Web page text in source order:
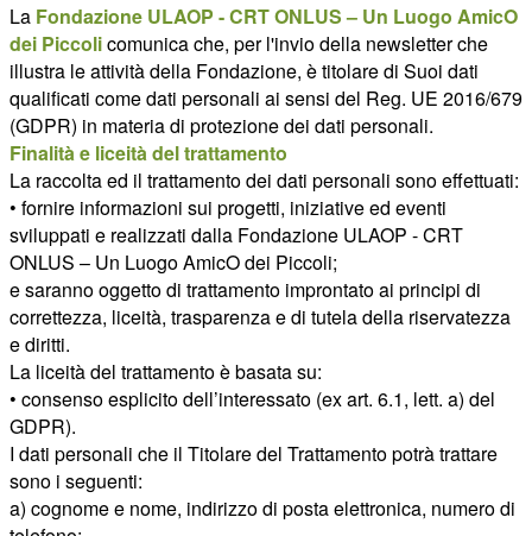
La Fondazione ULAOP - CRT ONLUS – Un Luogo AmicO
dei Piccolicomunica che, per l'invio della newsletter che
illustra le attività della Fondazione, è titolare di Suoi dati
qualificati come dati personali ai sensi del Reg. UE 2016/679
(GDPR) in materia di protezione dei dati personali.
Finalità e liceità del trattamento
La raccolta ed il trattamento dei dati personali sono effettuati:
• fornire informazioni sui progetti, iniziative ed eventi
sviluppati e realizzati dalla Fondazione ULAOP - CRT
ONLUS – Un Luogo AmicO dei Piccoli;
e saranno oggetto di trattamento improntato ai principi di
correttezza, liceità, trasparenza e di tutela della riservatezza
e diritti.
La liceità del trattamento è basata su:
• consenso esplicito dell’interessato (ex art. 6.1, lett. a) del
GDPR).
I dati personali che il Titolare del Trattamento potrà trattare
sono i seguenti:
a) cognome e nome, indirizzo di posta elettronica, numero di